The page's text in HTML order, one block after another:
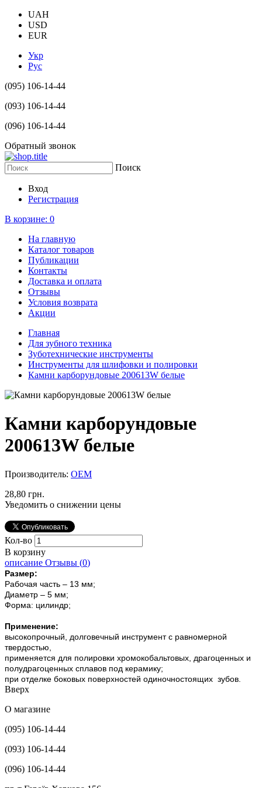
UAH
USD
EUR
Укр
Рус
(095) 106-14-44
(093) 106-14-44
(096) 106-14-44
Обратный звонок
Поиск
Вход
Регистрация
В корзине: 0
На главную
Каталог товаров
Публикации
Контакты
Доставка и оплата
Отзывы
Условия возврата
Акции
Главная
Для зубного техника
Зуботехнические инструменты
Инструменты для шлифовки и полировки
Камни карборундовые 200613W белые
Камни карборундовые
200613W белые
Производитель: ОЕМ
28,80 грн.
Уведомить о снижении цены
Кол-во
В корзину
описание Отзывы (0)
Размер:
Рабочая часть – 13 мм;
Диаметр – 5 мм;
Форма: цилиндр;
Применение:
высокопрочный, долговечный инструмент с равномерной
твердостью,
применяется для полировки хромокобальтовых, драгоценных и
полудрагоценных сплавов под керамику;
при отделке боковых поверхностей одиночностоящих зубов.
Вверх
О магазине
(095) 106-14-44
(093) 106-14-44
(096) 106-14-44